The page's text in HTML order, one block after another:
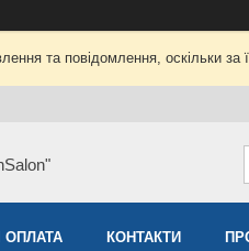
та повідомлення, оскільки
ОПЛАТА КОНТАКТИ